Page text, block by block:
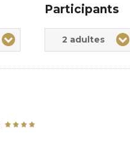
Participants
2 adultes